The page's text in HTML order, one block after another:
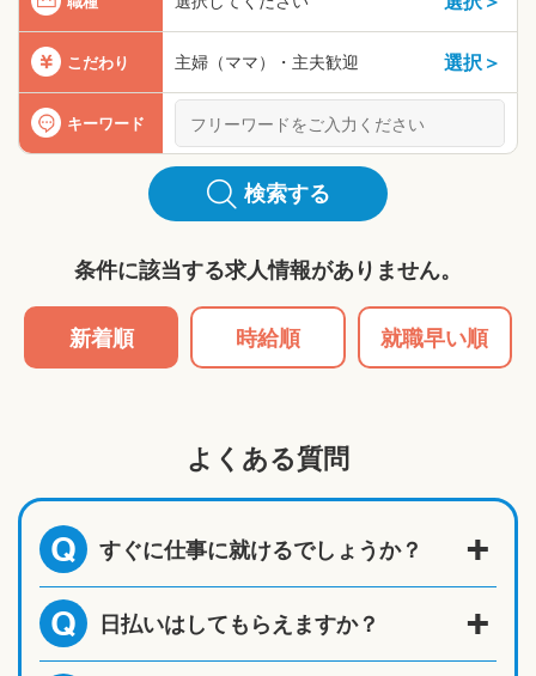
こだわり 主婦（ママ）・主夫歓迎 選択＞
キーワード
検索する
条件に該当する求人情報がありません。
新着順 時給順 就職早い順
よくある質問
Q すぐに仕事に就けるでしょうか？
Q 日払いはしてもらえますか？